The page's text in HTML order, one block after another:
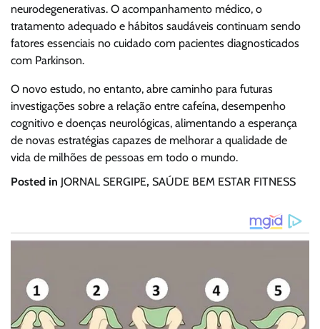
neurodegenerativas. O acompanhamento médico, o
tratamento adequado e hábitos saudáveis continuam sendo
fatores essenciais no cuidado com pacientes diagnosticados
com Parkinson.
O novo estudo, no entanto, abre caminho para futuras
investigações sobre a relação entre cafeína, desempenho
cognitivo e doenças neurológicas, alimentando a esperança
de novas estratégias capazes de melhorar a qualidade de
vida de milhões de pessoas em todo o mundo.
Posted in JORNAL SERGIPE, SAÚDE BEM ESTAR FITNESS